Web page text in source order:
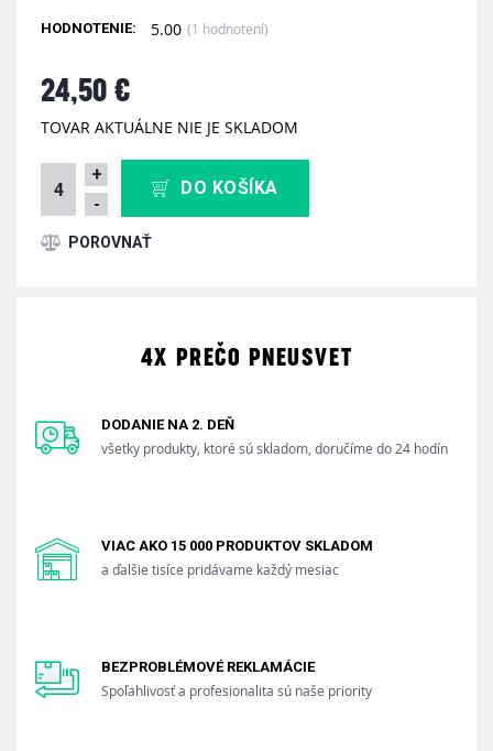
HODNOTENIE: 5.00 (1 hodnotení)
24,50 €
TOVAR AKTUÁLNE NIE JE SKLADOM
+
-
DO KOŠÍKA
4X PREČO PNEUSVET
DODANIE NA 2. DEŇ
všetky produkty, ktoré sú skladom, doručíme do 24 hodín
VIAC AKO 15 000 PRODUKTOV SKLADOM
a ďalšie tisíce pridávame každý mesiac
BEZPROBLÉMOVÉ REKLAMÁCIE
Spoľahlivosť a profesionalita sú naše priority